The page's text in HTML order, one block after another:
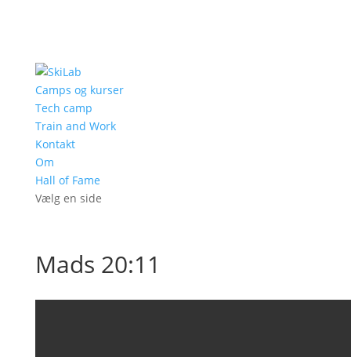
Camps og kurser
Tech camp
Train and Work
Kontakt
Om
Hall of Fame
Vælg en side
Mads 20:11